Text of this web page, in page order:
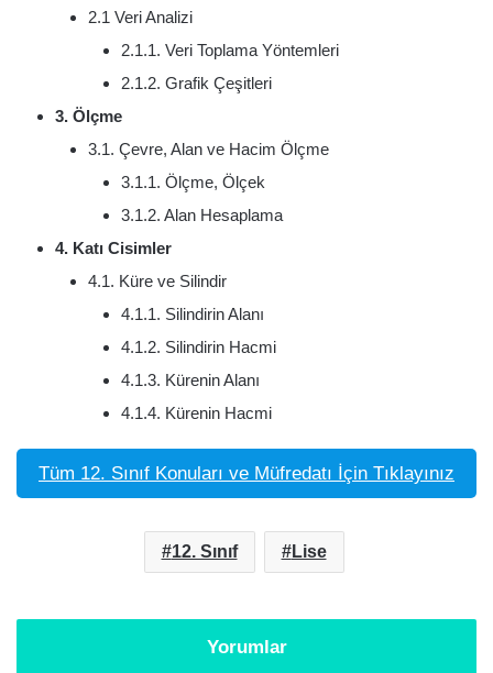
2.1 Veri Analizi
2.1.1. Veri Toplama Yöntemleri
2.1.2. Grafik Çeşitleri
3. Ölçme
3.1. Çevre, Alan ve Hacim Ölçme
3.1.1. Ölçme, Ölçek
3.1.2. Alan Hesaplama
4. Katı Cisimler
4.1. Küre ve Silindir
4.1.1. Silindirin Alanı
4.1.2. Silindirin Hacmi
4.1.3. Kürenin Alanı
4.1.4. Kürenin Hacmi
Tüm 12. Sınıf Konuları ve Müfredatı İçin Tıklayınız
12. Sınıf Lise
Yorumlar